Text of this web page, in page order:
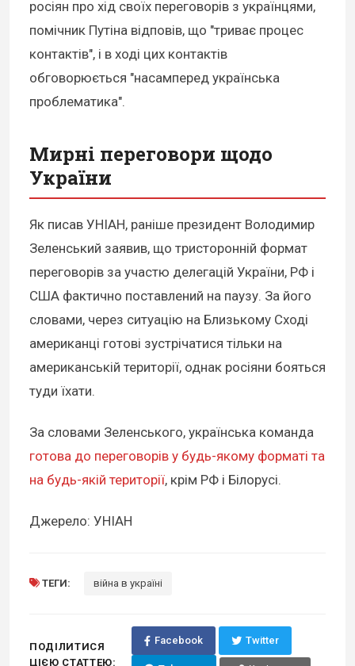
росіян про хід своїх переговорів з українцями,
помічник Путіна відповів, що "триває процес
контактів", і в ході цих контактів
обговорюється "насамперед українська
проблематика".
Мирні переговори щодо
України
Як писав УНІАН, раніше президент Володимир
Зеленський заявив, що тристоронній формат
переговорів за участю делегацій України, РФ і
США фактично поставлений на паузу. За його
словами, через ситуацію на Близькому Сході
американці готові зустрічатися тільки на
американській території, однак росіяни бояться
туди їхати.
За словами Зеленського, українська команда
готова до переговорів у будь-якому форматі та
на будь-якій території, крім РФ і Білорусі.
Джерело: УНІАН
ТЕГИ: війна в україні
ПОДІЛИТИСЯ
ЦІЄЮ СТАТТЕЮ:
Facebook Twitter